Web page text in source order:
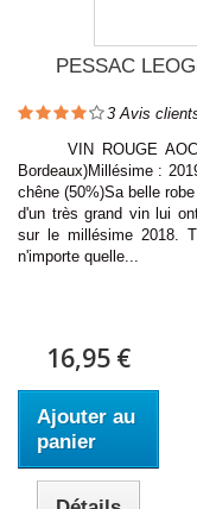
PESSAC
3 Avis
VIN ROUGE AOC
Bordeaux)Millésime :
chêne (50%)Sa belle
d'un très grand vin lui
sur le millésime 2018.
n'importe quelle...
16,95 €
Ajouter au
panier